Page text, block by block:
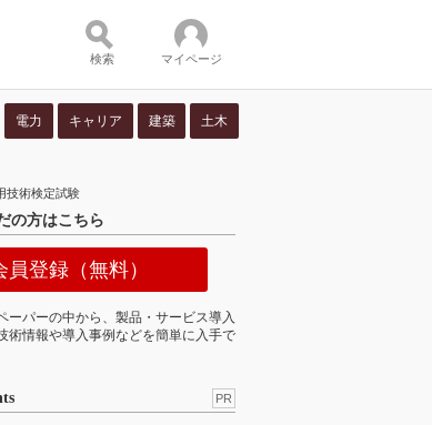
検索 マイページ
電力 キャリア 建築 土木
技術検定試験
の方はこちら
員登録（無料）
ーパーの中から、製品・サービス導入
術情報や導入事例などを簡単に入手で
PR